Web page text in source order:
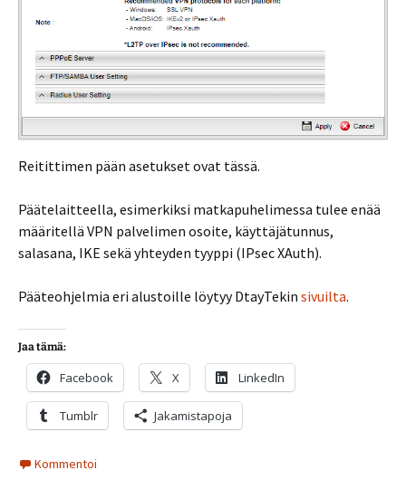
Reitittimen pään asetukset ovat tässä.
Päätelaitteella, esimerkiksi matkapuhelimessa tulee enää
määritellä VPN palvelimen osoite, käyttäjätunnus,
salasana, IKE sekä yhteyden tyyppi (IPsec XAuth).
Pääteohjelmia eri alustoille löytyy DtayTekin sivuilta.
Jaa tämä:
Facebook X LinkedIn
Tumblr Jakamistapoja
Kommentoi